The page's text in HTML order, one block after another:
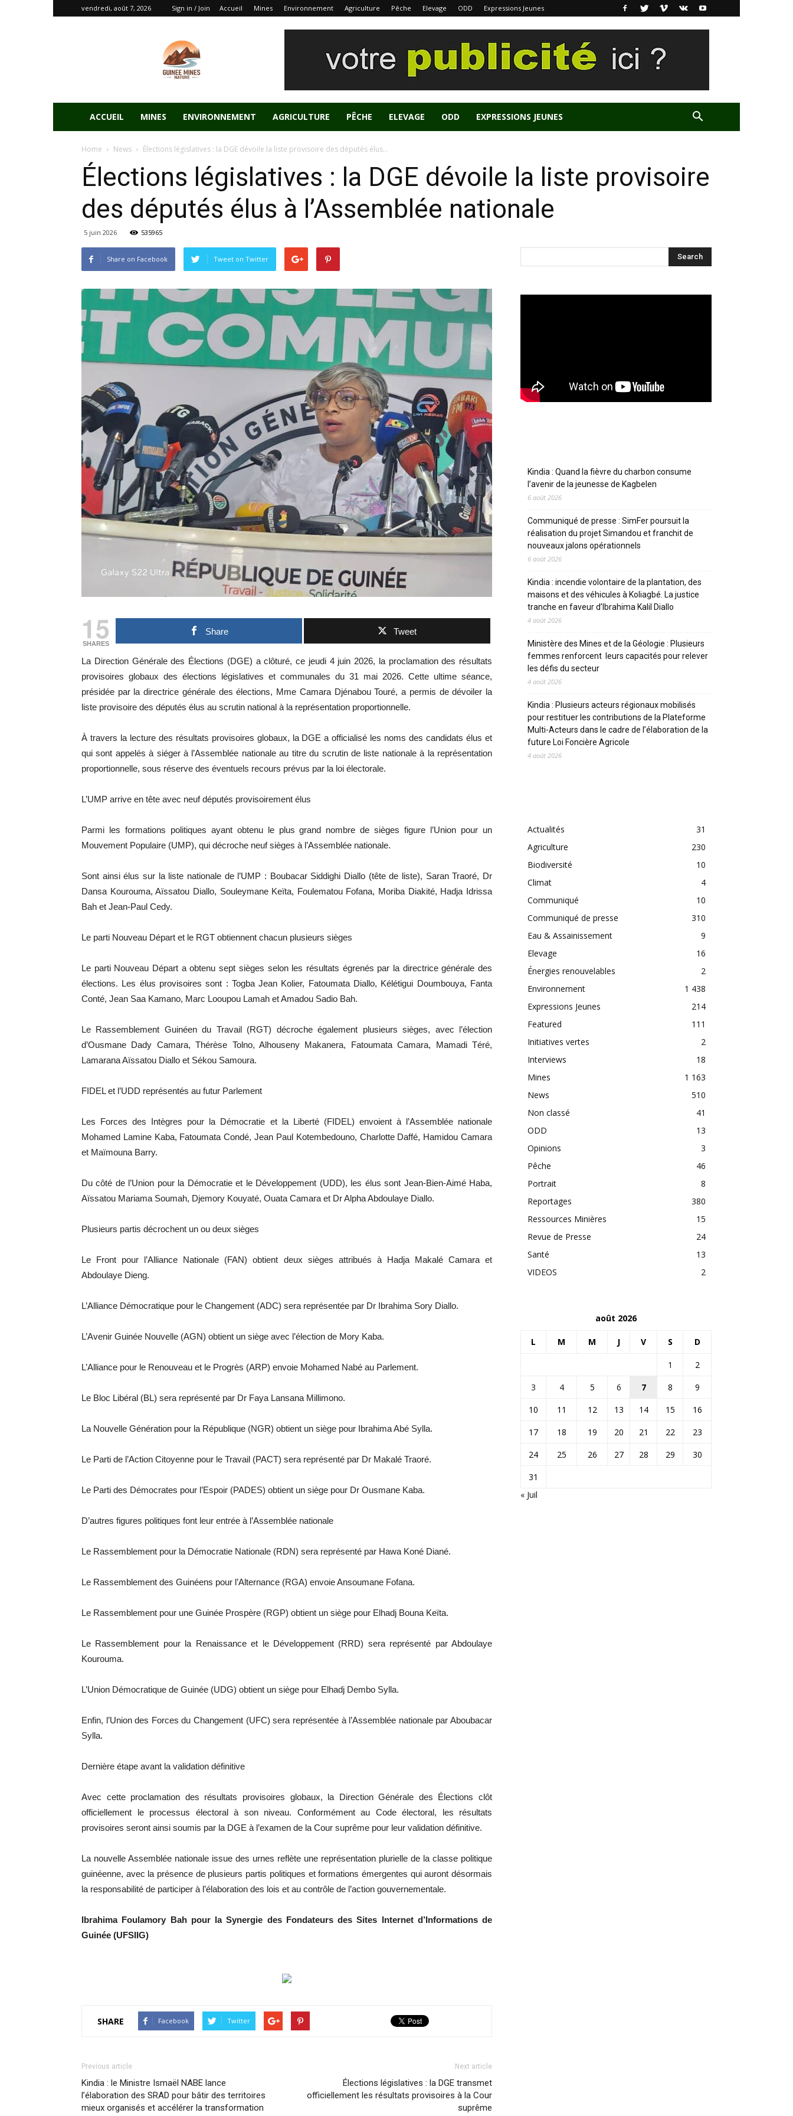
vendredi, août 7, 2026 Sign in / Join Accueil Mines Environnement Agriculture Pêche Elevage ODD Expressions Jeunes
ACCUEIL MINES ENVIRONNEMENT AGRICULTURE PÊCHE ELEVAGE ODD EXPRESSIONS JEUNES
Home News Élections législatives : la DGE dévoile la liste provisoire des députés élus...
Élections législatives : la DGE dévoile la liste provisoire
des députés élus à l’Assemblée nationale
5 juin 2026 535965
Share on Facebook Tweet on Twitter
15
SHARES
Share Tweet
La Direction Générale des Élections (DGE) a clôturé, ce jeudi 4 juin 2026, la proclamation des résultats
provisoires globaux des élections législatives et communales du 31 mai 2026. Cette ultime séance,
présidée par la directrice générale des élections, Mme Camara Djénabou Touré, a permis de dévoiler la
liste provisoire des députés élus au scrutin national à la représentation proportionnelle.
À travers la lecture des résultats provisoires globaux, la DGE a officialisé les noms des candidats élus et
qui sont appelés à siéger à l’Assemblée nationale au titre du scrutin de liste nationale à la représentation
proportionnelle, sous réserve des éventuels recours prévus par la loi électorale.
L’UMP arrive en tête avec neuf députés provisoirement élus
Parmi les formations politiques ayant obtenu le plus grand nombre de sièges figure l’Union pour un
Mouvement Populaire (UMP), qui décroche neuf sièges à l’Assemblée nationale.
Sont ainsi élus sur la liste nationale de l’UMP : Boubacar Siddighi Diallo (tête de liste), Saran Traoré, Dr
Dansa Kourouma, Aïssatou Diallo, Souleymane Keïta, Foulematou Fofana, Moriba Diakité, Hadja Idrissa
Bah et Jean-Paul Cedy.
Le parti Nouveau Départ et le RGT obtiennent chacun plusieurs sièges
Le parti Nouveau Départ a obtenu sept sièges selon les résultats égrenés par la directrice générale des
élections. Les élus provisoires sont : Togba Jean Kolier, Fatoumata Diallo, Kélétigui Doumbouya, Fanta
Conté, Jean Saa Kamano, Marc Looupou Lamah et Amadou Sadio Bah.
Le Rassemblement Guinéen du Travail (RGT) décroche également plusieurs sièges, avec l’élection
d’Ousmane Dady Camara, Thérèse Tolno, Alhouseny Makanera, Fatoumata Camara, Mamadi Téré,
Lamarana Aïssatou Diallo et Sékou Samoura.
FIDEL et l’UDD représentés au futur Parlement
Les Forces des Intègres pour la Démocratie et la Liberté (FIDEL) envoient à l’Assemblée nationale
Mohamed Lamine Kaba, Fatoumata Condé, Jean Paul Kotembedouno, Charlotte Daffé, Hamidou Camara
et Maïmouna Barry.
Du côté de l’Union pour la Démocratie et le Développement (UDD), les élus sont Jean-Bien-Aimé Haba,
Aïssatou Mariama Soumah, Djemory Kouyaté, Ouata Camara et Dr Alpha Abdoulaye Diallo.
Plusieurs partis décrochent un ou deux sièges
Le Front pour l’Alliance Nationale (FAN) obtient deux sièges attribués à Hadja Makalé Camara et
Abdoulaye Dieng.
L’Alliance Démocratique pour le Changement (ADC) sera représentée par Dr Ibrahima Sory Diallo.
L’Avenir Guinée Nouvelle (AGN) obtient un siège avec l’élection de Mory Kaba.
L’Alliance pour le Renouveau et le Progrès (ARP) envoie Mohamed Nabé au Parlement.
Le Bloc Libéral (BL) sera représenté par Dr Faya Lansana Millimono.
La Nouvelle Génération pour la République (NGR) obtient un siège pour Ibrahima Abé Sylla.
Le Parti de l’Action Citoyenne pour le Travail (PACT) sera représenté par Dr Makalé Traoré.
Le Parti des Démocrates pour l’Espoir (PADES) obtient un siège pour Dr Ousmane Kaba.
D’autres figures politiques font leur entrée à l’Assemblée nationale
Le Rassemblement pour la Démocratie Nationale (RDN) sera représenté par Hawa Koné Diané.
Le Rassemblement des Guinéens pour l’Alternance (RGA) envoie Ansoumane Fofana.
Le Rassemblement pour une Guinée Prospère (RGP) obtient un siège pour Elhadj Bouna Keïta.
Le Rassemblement pour la Renaissance et le Développement (RRD) sera représenté par Abdoulaye
Kourouma.
L’Union Démocratique de Guinée (UDG) obtient un siège pour Elhadj Dembo Sylla.
Enfin, l’Union des Forces du Changement (UFC) sera représentée à l’Assemblée nationale par Aboubacar
Sylla.
Dernière étape avant la validation définitive
Avec cette proclamation des résultats provisoires globaux, la Direction Générale des Élections clôt
officiellement le processus électoral à son niveau. Conformément au Code électoral, les résultats
provisoires seront ainsi soumis par la DGE à l’examen de la Cour suprême pour leur validation définitive.
La nouvelle Assemblée nationale issue des urnes reflète une représentation plurielle de la classe politique
guinéenne, avec la présence de plusieurs partis politiques et formations émergentes qui auront désormais
la responsabilité de participer à l’élaboration des lois et au contrôle de l’action gouvernementale.
Ibrahima Foulamory Bah pour la Synergie des Fondateurs des Sites Internet d’Informations de
Guinée (UFSIIG)
SHARE Facebook Twitter
Previous article
Kindia : le Ministre Ismaël NABE lance
l’élaboration des SRAD pour bâtir des territoires
mieux organisés et accélérer la transformation
Next article
Élections législatives : la DGE transmet
officiellement les résultats provisoires à la Cour
suprême
Kindia : Quand la fièvre du charbon consume
l’avenir de la jeunesse de Kagbelen
6 août 2026
Communiqué de presse : SimFer poursuit la
réalisation du projet Simandou et franchit de
nouveaux jalons opérationnels
6 août 2026
Kindia : incendie volontaire de la plantation, des
maisons et des véhicules à Koliagbé. La justice
tranche en faveur d’Ibrahima Kalil Diallo
4 août 2026
Ministère des Mines et de la Géologie : Plusieurs
femmes renforcent leurs capacités pour relever
les défis du secteur
4 août 2026
Kindia : Plusieurs acteurs régionaux mobilisés
pour restituer les contributions de la Plateforme
Multi-Acteurs dans le cadre de l’élaboration de la
future Loi Foncière Agricole
4 août 2026
Actualités
31
Agriculture
230
Biodiversité
10
Climat
4
Communiqué
10
Communiqué de presse
310
Eau & Assainissement
9
Elevage
16
Énergies renouvelables
2
Environnement
1 438
Expressions Jeunes
214
Featured
111
Initiatives vertes
2
Interviews
18
Mines
1 163
News
510
Non classé
41
ODD
13
Opinions
3
Pêche
46
Portrait
8
Reportages
380
Ressources Minières
15
Revue de Presse
24
Santé
13
VIDEOS
2
août 2026
L M M J V S D
1
2
3
4 5 6 7 8
9
10
11 12 13 14 15
16
17
18 19 20 21 22
23
24
25 26 27 28 29
30
31
« Juil